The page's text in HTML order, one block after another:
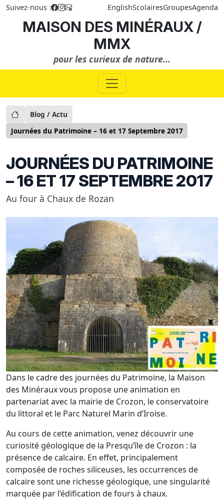
Suivez-nous : EnglishScolairesGroupesAgenda
MAISON DES MINÉRAUX /
MMX
pour les curieux de nature...
Blog / Actu
Journées du Patrimoine – 16 et 17 Septembre 2017
JOURNÉES DU PATRIMOINE
– 16 ET 17 SEPTEMBRE 2017
Au four à Chaux de Rozan
Dans le cadre des journées du Patrimoine, la Maison
des Minéraux vous propose une animation en
partenariat avec la mairie de Crozon, le conservatoire
du littoral et le Parc Naturel Marin d’Iroise.
Au cours de cette animation, venez découvrir une
curiosité géologique de la Presqu’île de Crozon : la
présence de calcaire. En effet, principalement
composée de roches siliceuses, les occurrences de
calcaire sont une richesse géologique, une singularité
marquée par l’édification de fours à chaux.